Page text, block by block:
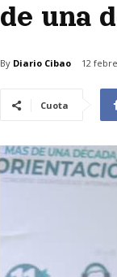
de una
By Diario Cibao 12
Cuota